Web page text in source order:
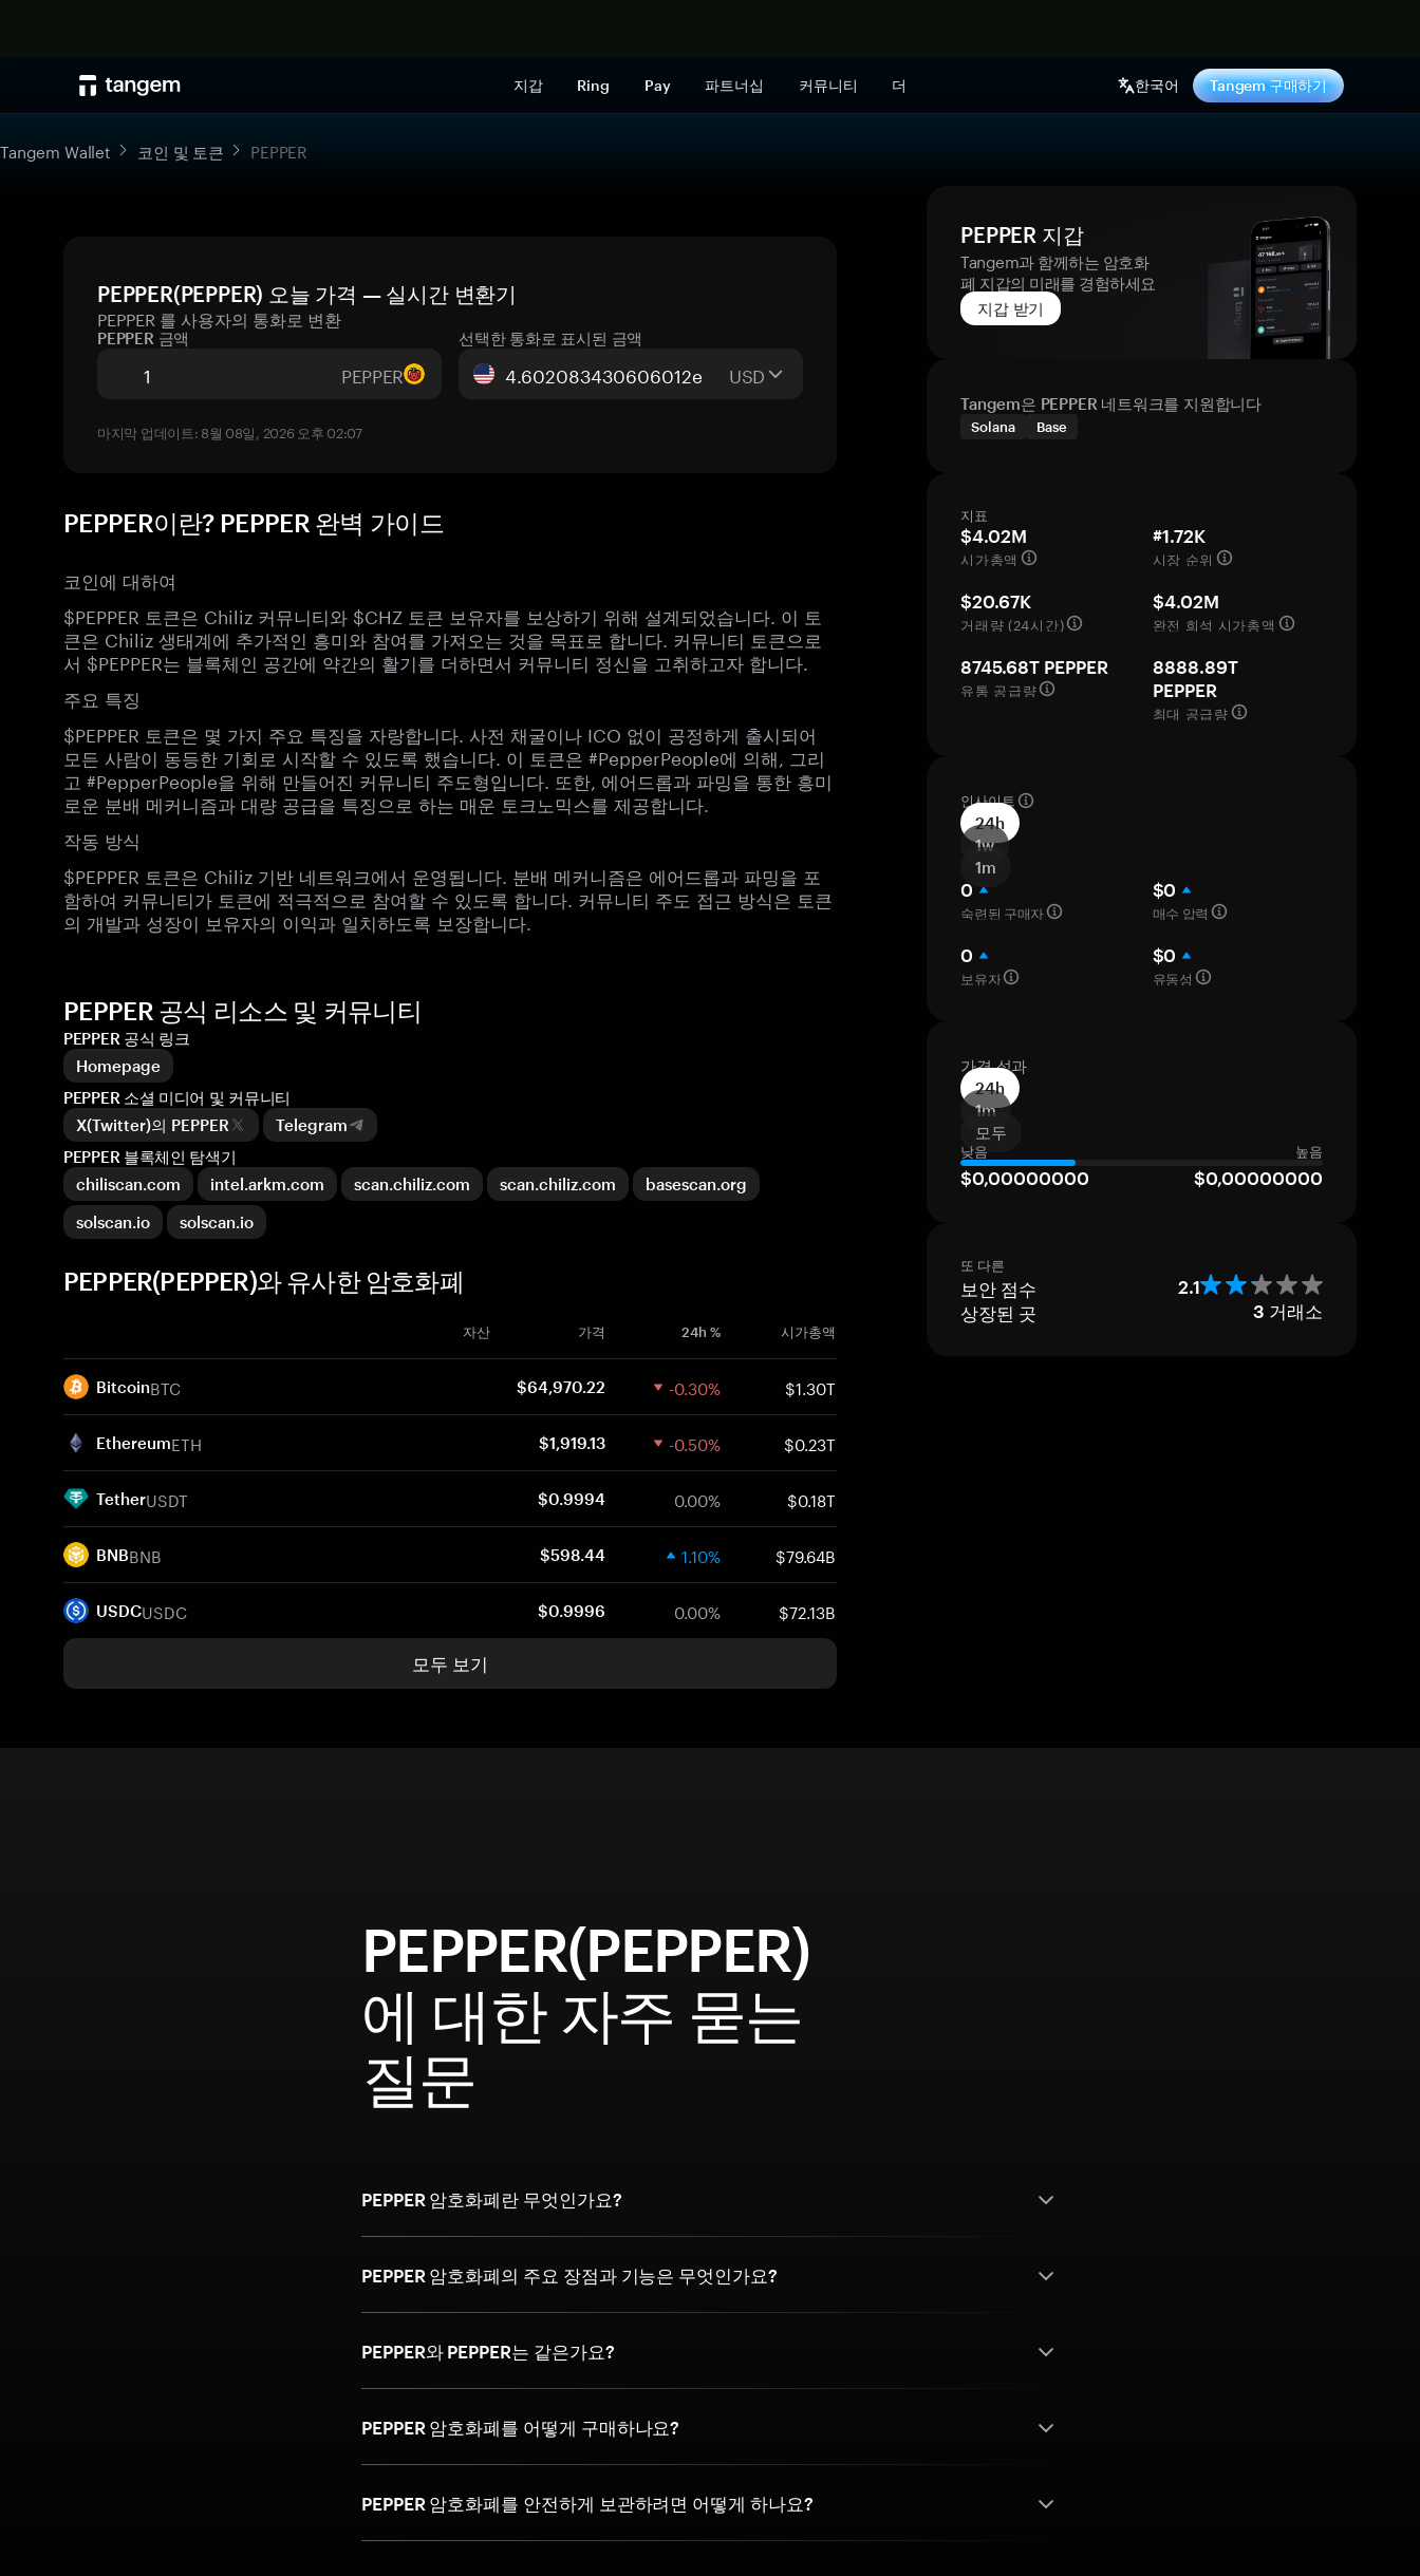
지갑 Ring Pay 파트너십 커뮤니티 더 한국어 Tangem 구매하기
Tangem Wallet 코인 및 토큰 PEPPER
PEPPER(PEPPER) 오늘 가격 — 실시간 변환기
PEPPER 를 사용자의 통화로 변환
PEPPER 금액
PEPPER
선택한 통화로 표시된 금액
USD
마지막 업데이트: 8월 08일, 2026 오후 02:07
PEPPER이란? PEPPER 완벽 가이드
코인에 대하여
$PEPPER 토큰은 Chiliz 커뮤니티와 $CHZ 토큰 보유자를 보상하기 위해 설계되었습니다. 이 토
큰은 Chiliz 생태계에 추가적인 흥미와 참여를 가져오는 것을 목표로 합니다. 커뮤니티 토큰으로
서 $PEPPER는 블록체인 공간에 약간의 활기를 더하면서 커뮤니티 정신을 고취하고자 합니다.
주요 특징
$PEPPER 토큰은 몇 가지 주요 특징을 자랑합니다. 사전 채굴이나 ICO 없이 공정하게 출시되어
모든 사람이 동등한 기회로 시작할 수 있도록 했습니다. 이 토큰은 #PepperPeople에 의해, 그리
고 #PepperPeople을 위해 만들어진 커뮤니티 주도형입니다. 또한, 에어드롭과 파밍을 통한 흥미
로운 분배 메커니즘과 대량 공급을 특징으로 하는 매운 토크노믹스를 제공합니다.
작동 방식
$PEPPER 토큰은 Chiliz 기반 네트워크에서 운영됩니다. 분배 메커니즘은 에어드롭과 파밍을 포
함하여 커뮤니티가 토큰에 적극적으로 참여할 수 있도록 합니다. 커뮤니티 주도 접근 방식은 토큰
의 개발과 성장이 보유자의 이익과 일치하도록 보장합니다.
PEPPER 지갑
Tangem과 함께하는 암호화
폐 지갑의 미래를 경험하세요
지갑 받기
Tangem은 PEPPER 네트워크를 지원합니다
Solana Base
지표
$4.02M
시가총액
#1.72K
시장 순위
$20.67K
거래량 (24시간)
$4.02M
완전 희석 시가총액
8745.68T PEPPER
유통 공급량
8888.89T
PEPPER
최대 공급량
인사이트
24h
1w
1m
0
숙련된 구매자
$0
매수 압력
0
보유자
$0
유동성
가격 성과
24h
1m
모두
낮음 높음
$0,00000000 $0,00000000
또 다른
보안 점수 2.1
상장된 곳 3 거래소
PEPPER 공식 리소스 및 커뮤니티
PEPPER 공식 링크
Homepage
PEPPER 소셜 미디어 및 커뮤니티
X(Twitter)의 PEPPER
Telegram
PEPPER 블록체인 탐색기
chiliscan.com
intel.arkm.com scan.chiliz.com scan.chiliz.com
basescan.org
solscan.io
solscan.io
PEPPER(PEPPER)와 유사한 암호화폐
자산 가격 24h % 시가총액
BitcoinBTC $64,970.22 -0.30% $1.30T
EthereumETH $1,919.13 -0.50% $0.23T
TetherUSDT $0.9994 0.00% $0.18T
BNBBNB $598.44 1.10% $79.64B
USDCUSDC $0.9996 0.00% $72.13B
모두 보기
PEPPER(PEPPER)
에 대한 자주 묻는
질문
PEPPER 암호화폐란 무엇인가요?
PEPPER 암호화폐의 주요 장점과 기능은 무엇인가요?
PEPPER와 PEPPER는 같은가요?
PEPPER 암호화폐를 어떻게 구매하나요?
PEPPER 암호화폐를 안전하게 보관하려면 어떻게 하나요?